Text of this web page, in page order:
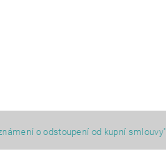
o odstoupení od kupní smlouvy"